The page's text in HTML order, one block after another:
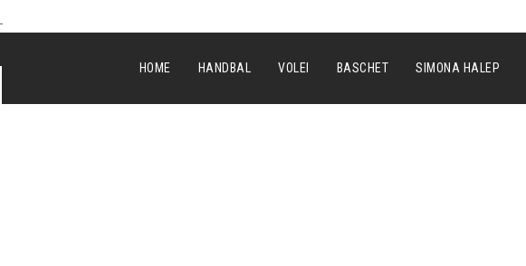
HOME HANDBAL VOLEI BASCHET SIMONA HALEP